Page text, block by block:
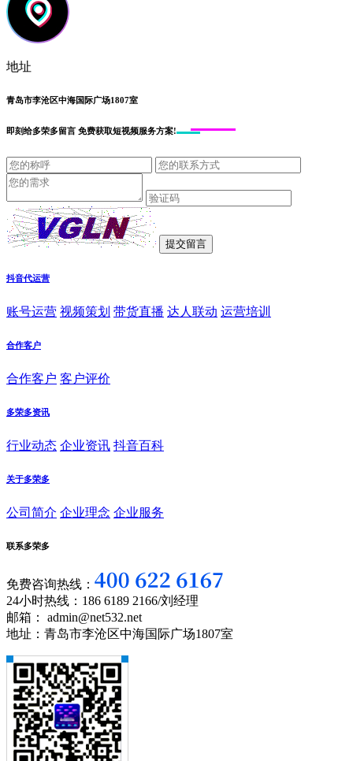
地址
青岛市李沧区中海国际广场1807室
即刻给多荣多留言 免费获取短视频服务方案!
抖音代运营
账号运营 视频策划 带货直播 达人联动 运营培训
合作客户
合作客户 客户评价
多荣多资讯
行业动态 企业资讯 抖音百科
关于多荣多
公司简介 企业理念 企业服务
联系多荣多
免费咨询热线：
24小时热线：186 6189 2166/刘经理
邮箱： admin@net532.net
地址：青岛市李沧区中海国际广场1807室